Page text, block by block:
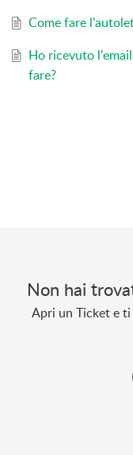
Come fare
Ho ricevuto
fare?
Non hai
Apri un Ticket e